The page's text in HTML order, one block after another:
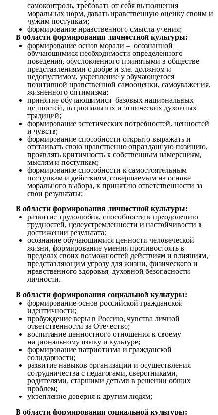
самоконтроль, требовать от себя выполнения
моральных норм, давать нравственную оценку своим и
чужим поступкам;
формирование нравственного смысла учения;
В области формирования личностной культуры:
формирование основ морали – осознанной
обучающимися необходимости определенного
поведения, обусловленного принятыми в обществе
представлениями о добре и зле, должном и
недопустимом, укрепление у обучающегося
позитивной нравственной самооценки, самоуважения,
жизненного оптимизма;
принятие обучающимися базовых национальных
ценностей, национальных и этнических духовных
традиций;
формирование эстетических потребностей, ценностей
и чувств;
формирование способности открыто выражать и
отстаивать свою нравственно оправданную позицию,
проявлять критичность к собственным намерениям,
мыслям и поступкам;
формирование способности к самостоятельным
поступкам и действиям, совершаемым на основе
морального выбора, к принятию ответственности за
свои результаты;
В области формирования личностной культуры:
развитие трудолюбия, способности к преодолению
трудностей, целеустремленности и настойчивости в
достижении результата;
осознание обучающимися ценности человеческой
жизни, формирование умения противостоять в
пределах своих возможностей действиям и влияниям,
представляющим угрозу для жизни, физического и
нравственного здоровья, духовной безопасности
личности.
В области формирования социальной культуры:
формирование основ российской гражданской
идентичности;
пробуждение веры в Россию, чувства личной
ответственности за Отечество;
воспитание ценностного отношения к своему
национальному языку и культуре;
формирование патриотизма и гражданской
солидарности;
развитие навыков организации и осуществления
сотрудничества с педагогами, сверстниками,
родителями, старшими детьми в решении общих
проблем;
укрепление доверия к другим людям;
В области формирования социальной культуры: